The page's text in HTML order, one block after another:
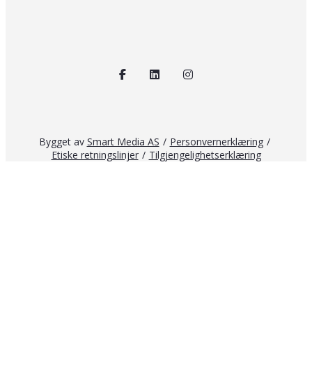
Bygget av Smart Media AS / Personvernerklæring /
Etiske retningslinjer / Tilgjengelighetserklæring